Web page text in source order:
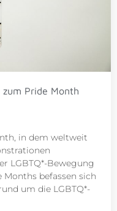
Pride Month
in dem weltweit
LGBTQ*-Bewegung
befassen sich
um die LGBTQ*-